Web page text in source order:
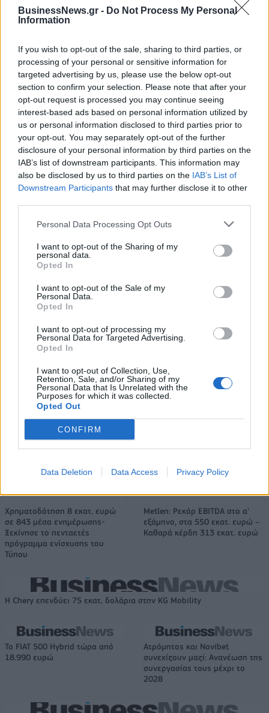
BusinessNews.gr - Do Not Process My Personal
Information
If you wish to opt-out of the sale, sharing to third parties, or
processing of your personal or sensitive information for
targeted advertising by us, please use the below opt-out
section to confirm your selection. Please note that after your
opt-out request is processed you may continue seeing
interest-based ads based on personal information utilized by
us or personal information disclosed to third parties prior to
your opt-out. You may separately opt-out of the further
disclosure of your personal information by third parties on the
IAB’s list of downstream participants. This information may
also be disclosed by us to third parties on the IAB’s List of
Downstream Participants that may further disclose it to other
Personal Data Processing Opt Outs
I want to opt-out of the Sharing of my
personal data.
Opted In
I want to opt-out of the Sale of my
Personal Data.
Opted In
I want to opt-out of processing my
Personal Data for Targeted Advertising.
Opted In
I want to opt-out of Collection, Use,
Retention, Sale, and/or Sharing of my
Personal Data that Is Unrelated with the
Purposes for which it was collected.
Opted Out
CONFIRM
Data Deletion Data Access Privacy Policy
εκατ. ευρώ
Β.Σ. Καρούλιας: Τζίρος 98,7 εκατ. ευρώ και αύξηση κερδών 57% - Τα
νέα στοιχήματα σε low & non alcohol
Deloitte Ελλάδος:
Χρηματοοικονομικός
σύμβουλος της ΔΕΗ για την
είσοδο στην πολωνική αγορά
ενέργειας
Media: Με ενίσχυση 8 εκατ.
ξεκίνησε το πρόγραμμα
στήριξης- Κάλυψη εισφορών
ΕΔΟΕΑΠ
Πρόεδρος ο Γαληνός Γιαγλής
Η Toyota φέρνει νέα γενιά
αυτοκινητοβιομηχανία
Νέο Audi A2 e-tron με στόχο την κορυφή της αποδοτικότητας
Δόξα Λευκάδας: Έβδομη
μεταγραφή ο Τζος Σάρμα (vid)
Platon BC: «Στόχος μας στις
ακαδημίες να εξελίσσονται οι
ΕΛΣΤΑΤ: Στο 3,4% υποχώρησε ο πληθωρισμός τον Ιούλιο
Χρηματοδότηση 8 εκατ. ευρώ
σε 843 μέσα ενημέρωσης-
Ξεκίνησε το πενταετές
πρόγραμμα ενίσχυσης του
Τύπου
Metlen: Ρεκόρ EBITDA στο α'
εξάμηνο, στα 550 εκατ. ευρώ –
Καθαρά κέρδη 313 εκατ. ευρώ
Η Chery επενδύει 75 εκατ. δολάρια στην KG Mobility
Το FIAT 500 Hybrid τώρα από
18.990 ευρώ
Ατρόμητος και Novibet
συνεχίζουν μαζί: Ανανέωση της
συνεργασίας τους μέχρι το
2028